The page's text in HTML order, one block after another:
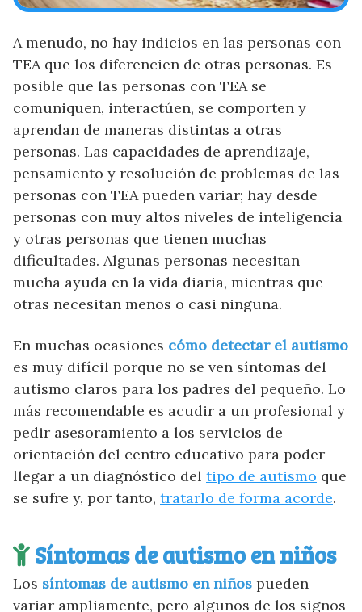
A menudo, no hay indicios en las personas con
TEA que los diferencien de otras personas. Es
posible que las personas con TEA se
comuniquen, interactúen, se comporten y
aprendan de maneras distintas a otras
personas. Las capacidades de aprendizaje,
pensamiento y resolución de problemas de las
personas con TEA pueden variar; hay desde
personas con muy altos niveles de inteligencia
y otras personas que tienen muchas
dificultades. Algunas personas necesitan
mucha ayuda en la vida diaria, mientras que
otras necesitan menos o casi ninguna.
En muchas ocasiones cómo detectar el autismo
es muy difícil porque no se ven síntomas del
autismo claros para los padres del pequeño. Lo
más recomendable es acudir a un profesional y
pedir asesoramiento a los servicios de
orientación del centro educativo para poder
llegar a un diagnóstico del tipo de autismo que
se sufre y, por tanto, tratarlo de forma acorde.
Síntomas de autismo en niños
Los síntomas de autismo en niños pueden
variar ampliamente, pero algunos de los signos
Ayúdanos a mejorar
Si necesitas ayuda mándanos un mail